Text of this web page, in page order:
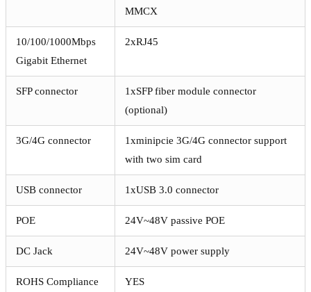
MMCX
10/100/1000Mbps
Gigabit Ethernet
2xRJ45
SFP connector
1xSFP fiber module connector
(optional)
3G/4G connector
1xminipcie 3G/4G connector support
with two sim card
USB connector 1xUSB 3.0 connector
POE 24V~48V passive POE
DC Jack 24V~48V power supply
ROHS Compliance YES